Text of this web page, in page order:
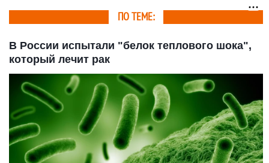
ПО ТЕМЕ:
В России испытали "белок теплового шока",
который лечит рак